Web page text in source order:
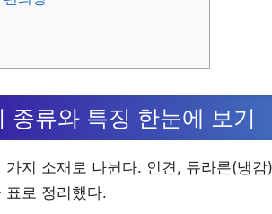
종류와 특징 한눈에 보기
가지 소재로 나뉜다. 인견, 듀라론(냉
표로 정리했다.